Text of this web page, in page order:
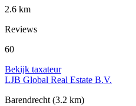
2.6 km
Reviews
60
Bekijk taxateur
LJB Global Real Estate B.V.
Barendrecht (3.2 km)